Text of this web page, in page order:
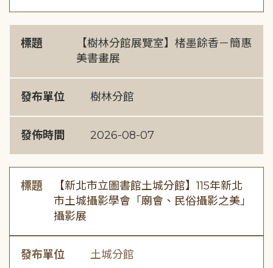
標題
【樹林分館展覽室】楮墨餘香－簡惠
美書畫展
發布單位 樹林分館
發佈時間 2026-08-07
標題
【新北市立圖書館土城分館】115年新北
市土城攝影學會「廟會、民俗攝影之美」
攝影展
發布單位 土城分館